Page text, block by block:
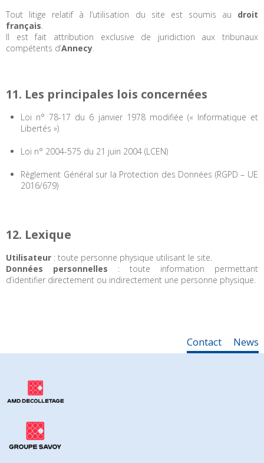
Tout litige relatif à l’utilisation du site est soumis au droit
français
Il est fait attribution exclusive de juridiction aux tribunaux
compétents d’Annecy
11. Les principales lois concernées
Loi n° 78-17 du 6 janvier 1978 modifiée (« Informatique et
Libertés »)
Loi n° 2004-575 du 21 juin 2004 (LCEN)
Règlement Général sur la Protection des Données (RGPD – UE
2016/679)
12. Lexique
Utilisateur : toute personne physique utilisant le site.
Données personnelles : toute information permettant
d’identifier directement ou indirectement une personne physique.
Contact News